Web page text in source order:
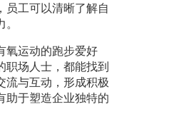
员工可以清晰了解自
氧运动的跑步爱好
场人士，都能找到
流与互动，形成积极
助于塑造企业独特的